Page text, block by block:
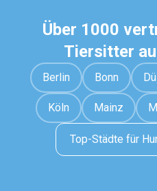
Über 1000
Tiersitter
Berlin Bonn
Köln Mainz
Top-Städte für